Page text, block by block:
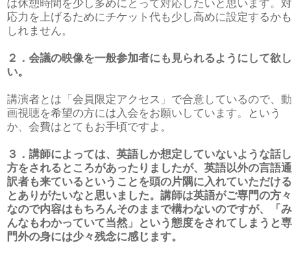
は休憩時間を少し多めにとって対応したいと思います。対
応力を上げるためにチケット代も少し高めに設定するかも
しれません。
２．会議の映像を一般参加者にも見られるようにして欲し
い。
講演者とは「会員限定アクセス」で合意しているので、動
画視聴を希望の方には入会をお願いしています。という
か、会費はとてもお手頃ですよ。
３．講師によっては、英語しか想定していないような話し
方をされるところがあったりましたが、英語以外の言語通
訳者も来ているということを頭の片隅に入れていただける
とありがたいなと思いました。講師は英語がご専門の方々
なので内容はもちろんそのままで構わないのですが、「み
んなもわかっていて当然」という態度をされてしまうと専
門外の身には少々残念に感じます。